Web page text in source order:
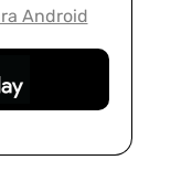
Android